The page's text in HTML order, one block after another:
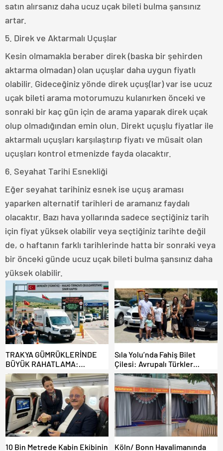
satın alırsanız daha ucuz uçak bileti bulma şansınız
artar.
5. Direk ve Aktarmalı Uçuşlar
Kesin olmamakla beraber direk (baska bir şehirden
aktarma olmadan) olan uçuşlar daha uygun fiyatlı
olabilir. Gideceğiniz yönde direk uçuş(lar) var ise ucuz
uçak bileti arama motorumuzu kulanırken önceki ve
sonraki bir kaç gün için de arama yaparak direk uçak
olup olmadığından emin olun. Direkt uçuşlu fiyatlar ile
aktarmalı uçuşları karşılaştırıp fiyatı ve müsait olan
uçuşları kontrol etmenizde fayda olacaktır.
6. Seyahat Tarihi Esnekliği
Eğer seyahat tarihiniz esnek ise uçuş araması
yaparken alternatif tarihleri de aramanız faydalı
olacaktır. Bazı hava yollarında sadece seçtiğiniz tarih
için fiyat yüksek olabilir veya seçtiğiniz tarihte değil
de, o haftanın farklı tarihlerinde hatta bir sonraki veya
bir önceki günde ucuz uçak bileti bulma şansınız daha
yüksek olabilir.
TRAKYA GÜMRÜKLERİNDE
BÜYÜK RAHATLAMA:
DEREKÖY HAFİF TİCARİ
ARAÇLARA AÇILIYOR!
Sıla Yolu’nda Fahiş Bilet
Çilesi: Avrupalı Türkler
Karayollarına Akın Etti,
Gümrükler Kilitlendi!
10 Bin Metrede Kabin Ekibinin Köln/ Bonn Havalimanında